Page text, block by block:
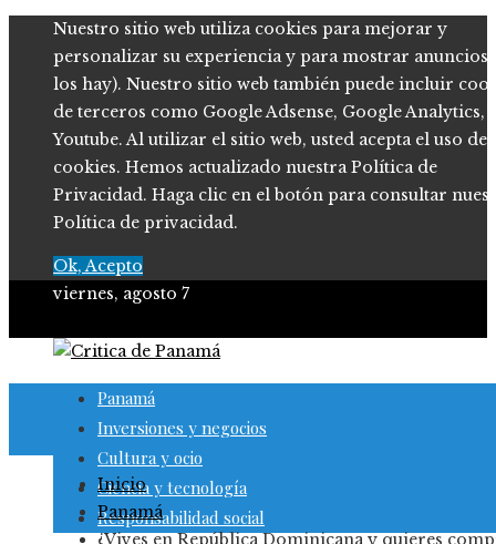
Nuestro sitio web utiliza cookies para mejorar y
personalizar su experiencia y para mostrar anuncios
los hay). Nuestro sitio web también puede incluir
de terceros como Google Adsense, Google Analytics,
Youtube. Al utilizar el sitio web, usted acepta el uso de
cookies. Hemos actualizado nuestra Política de
Privacidad. Haga clic en el botón para consultar
Política de privacidad.
Ok, Acepto
viernes, agosto 7
Panamá
Inversiones y negocios
Cultura y ocio
Ciencia y tecnología
Responsabilidad social
Inicio
Panamá
¿Vives en República Dominicana y quieres